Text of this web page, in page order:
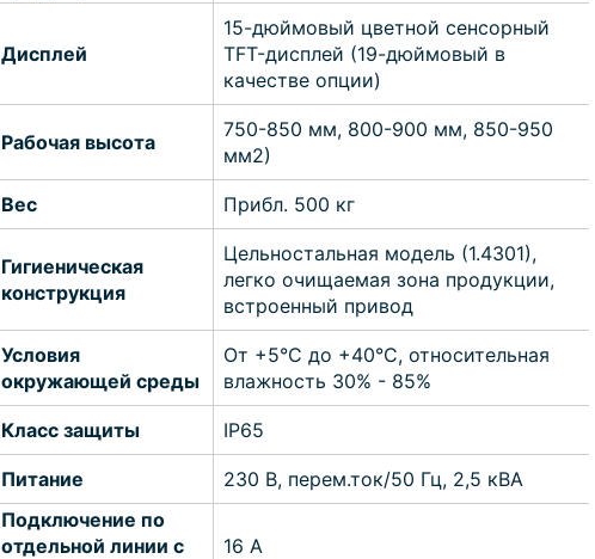
Дисплей
15-дюймовый цветной сенсорный
TFT-дисплей (19-дюймовый в
качестве опции)
Рабочая высота
750-850 мм, 800-900 мм, 850-950
мм2)
Вес Прибл. 500 кг
Гигиеническая
конструкция
Цельностальная модель (1.4301),
легко очищаемая зона продукции,
встроенный привод
Условия
окружающей среды
От +5°C до +40°C, относительная
влажность 30% - 85%
Класс защиты IP65
Питание
230 В, перем.ток/50 Гц, 2,5 кВА
Подключение по
отдельной линии с
16 А